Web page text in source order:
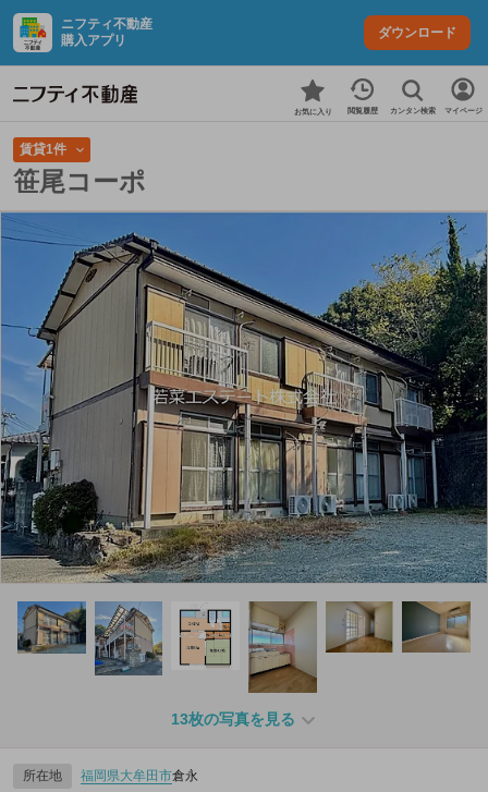
ニフティ不動産
購入アプリ
ダウンロード
お気に入り 閲覧履歴 カンタン検索 マイページ
賃貸1件
笹尾コーポ
13枚の写真を見る
所在地 福岡県大牟田市倉永